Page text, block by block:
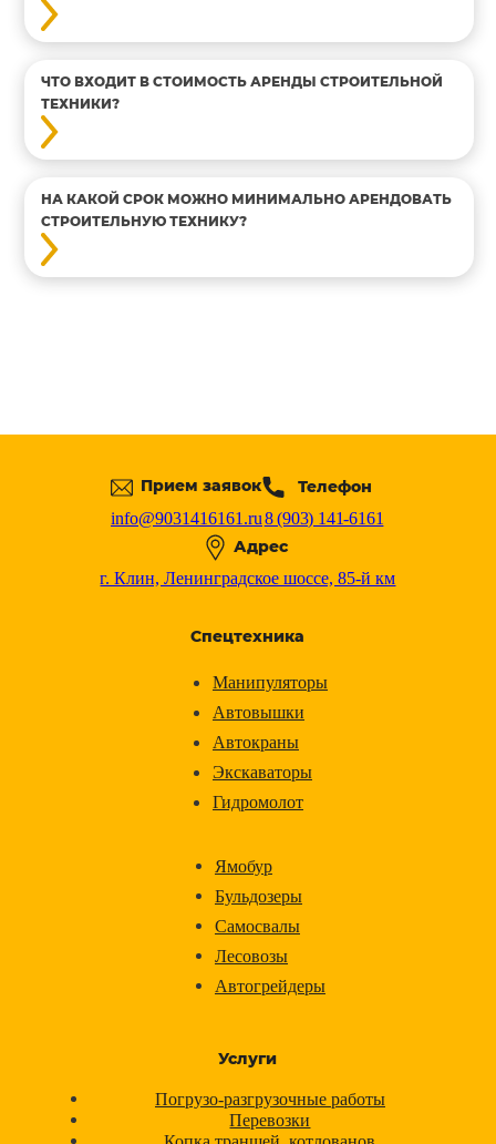
ЧТО ВХОДИТ В СТОИМОСТЬ АРЕНДЫ СТРОИТЕЛЬНОЙ
ТЕХНИКИ?
НА КАКОЙ СРОК МОЖНО МИНИМАЛЬНО АРЕНДОВАТЬ
СТРОИТЕЛЬНУЮ ТЕХНИКУ?
Прием заявок
info@9031416161.ru
Телефон
8 (903) 141-6161
Адрес
г. Клин, Ленинградское шоссе, 85-й км
Спецтехника
Манипуляторы
Автовышки
Автокраны
Экскаваторы
Гидромолот
Ямобур
Бульдозеры
Самосвалы
Лесовозы
Автогрейдеры
Услуги
Погрузо-разгрузочные работы
Перевозки